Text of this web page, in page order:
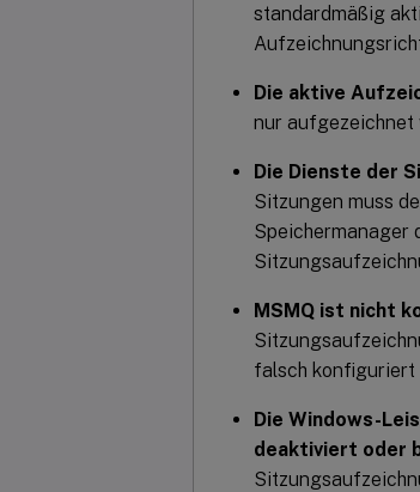
standardmäßig
Die aktive
nur aufgezeichnet
Die Dienste der
Sitzungen muss
Speichermanager
MSMQ ist nicht
falsch konfiguriert
Die Windows-
deaktiviert oder